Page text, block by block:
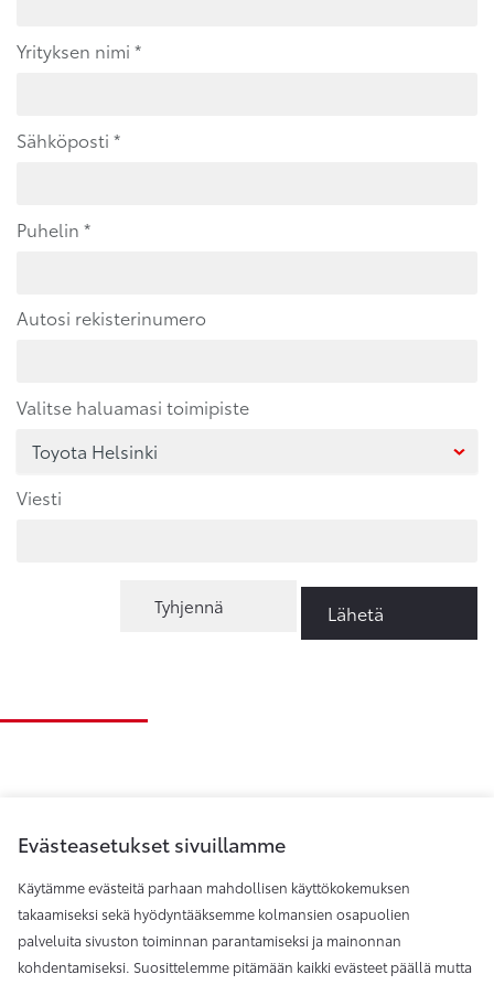
Yrityksen nimi *
Sähköposti *
Puhelin *
Autosi rekisterinumero
Valitse haluamasi toimipiste
Viesti
Tyhjennä Lähetä
Toyota Helsinki
Evästeasetukset sivuillamme
Käytämme evästeitä parhaan mahdollisen käyttökokemuksen
takaamiseksi sekä hyödyntääksemme kolmansien osapuolien
palveluita sivuston toiminnan parantamiseksi ja mainonnan
kohdentamiseksi. Suosittelemme pitämään kaikki evästeet päällä mutta